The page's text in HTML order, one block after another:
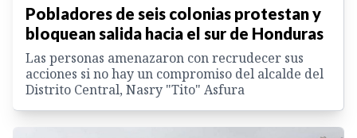
Pobladores de seis colonias protestan y
bloquean salida hacia el sur de Honduras
Las personas amenazaron con recrudecer sus
acciones si no hay un compromiso del alcalde del
Distrito Central, Nasry "Tito" Asfura